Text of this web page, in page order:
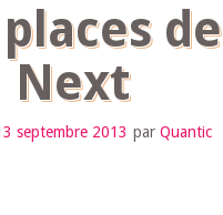
Next
septembre 2013 par Quantic